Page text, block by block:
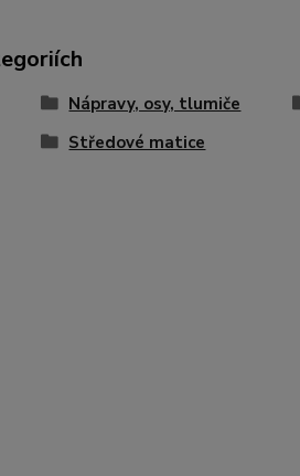
Nápravy, osy, tlumiče
Středové matice